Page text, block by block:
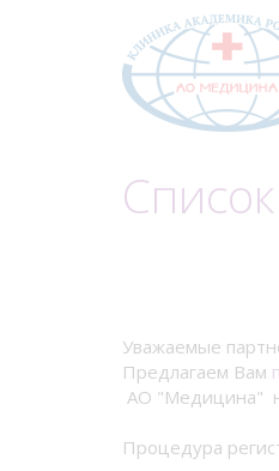
Уважаемые
Предлагаем Вам
АО "Медицина"
Процедура